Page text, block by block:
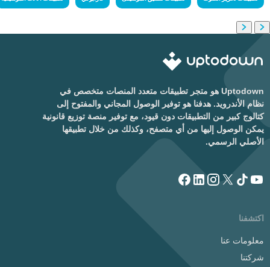
Uptodown هو متجر تطبيقات متعدد المنصات متخصص في
نظام الأندرويد. هدفنا هو توفير الوصول المجاني والمفتوح إلى
كتالوج كبير من التطبيقات دون قيود، مع توفير منصة توزيع قانونية
يمكن الوصول إليها من أي متصفح، وكذلك من خلال تطبيقها
الأصلي الرسمي.
اكتشفنا
معلومات عنا
شركتنا